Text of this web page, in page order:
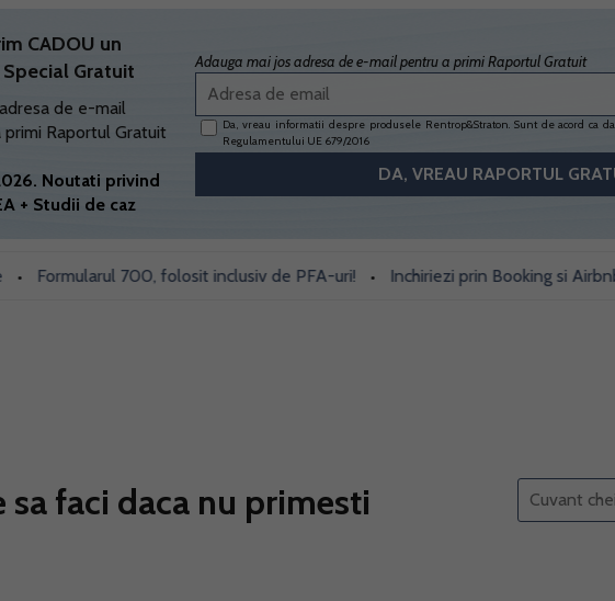
CADOU un
Gratuit
de e-mail
Raportul Gratuit
Noutati privind
+ Studii de caz
Adauga mai jos adresa de e-mail pentru a primi Raportul Gratuit
Da, vreau informatii despre produsele Rentrop&Straton. Sunt de acord ca
Regulamentului UE 679/2016
700, folosit inclusiv de PFA-uri! • Inchiriezi prin Booking si Airbnb? A
faci daca nu primesti